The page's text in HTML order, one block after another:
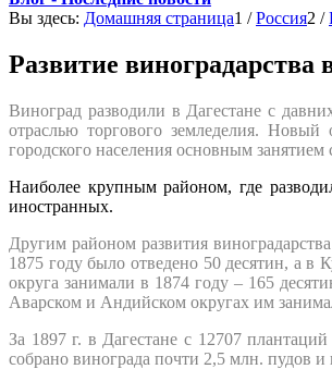
Вы здесь: Домашняя страница1 / Россия2 /
Развитие виноградарства
Виноград разводили в Дагестане с
отраслью торгового земледелия.
городского населения основным
Наиболее крупным районом, где
иностранных.
Другим районом развития
1875 году было отведено 50 десятин, а в
округа занимали в 1874 году – 165
Аварском и Андийском округах им
За 1897 г. в Дагестане с 12707
собрано винограда почти 2,5 млн. пудов